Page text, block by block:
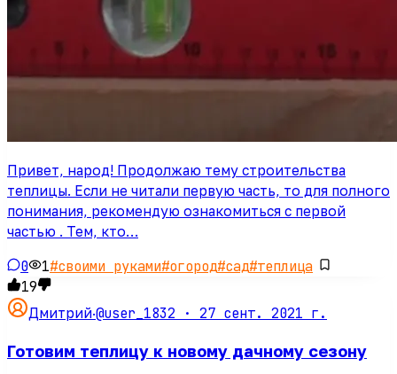
Привет, народ! Продолжаю тему строительства
теплицы. Если не читали первую часть, то для полного
понимания, рекомендую ознакомиться с первой
частью . Тем, кто…
0 1#своими руками#огород#сад#теплица
19
Дмитрий·@user_1832 · 27 сент. 2021 г.
Готовим теплицу к новому дачному сезону